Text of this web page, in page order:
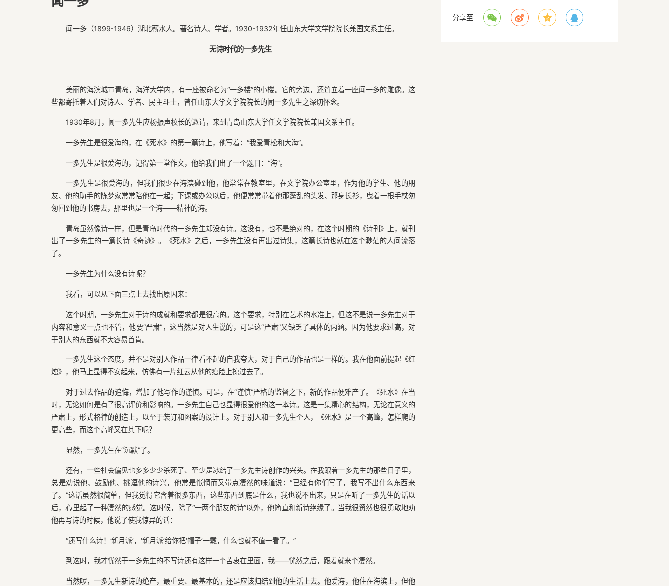
闻一多（1899-1946）湖北蕲水人。著名诗人、学者。1930-1932年任山东大学文学院院长兼国文系主任。
无诗时代的一多先生
美丽的海滨城市青岛，海洋大学内，有一座被命名为“一多楼”的小楼。它的旁边，还耸立着一座闻一多的雕像。这
些都寄托着人们对诗人、学者、民主斗士，曾任山东大学文学院院长的闻一多先生之深切怀念。
1930年8月，闻一多先生应杨振声校长的邀请，来到青岛山东大学任文学院院长兼国文系主任。
一多先生是很爱海的，在《死水》的第一篇诗上，他写着：“我爱青松和大海”。
一多先生是很爱海的，记得第一堂作文，他给我们出了一个题目：“海”。
一多先生是很爱海的，但我们很少在海滨碰到他，他常常在教室里，在文学院办公室里，作为他的学生、他的朋
友、他的助手的陈梦家常常陪他在一起；下课或办公以后，他便常常带着他那蓬乱的头发、那身长衫，曳着一根手杖匆
匆回到他的书房去，那里也是一个海——精神的海。
青岛虽然像诗一样，但是青岛时代的一多先生却没有诗。这没有，也不是绝对的，在这个时期的《诗刊》上，就刊
出了一多先生的一篇长诗《奇迹》。《死水》之后，一多先生没有再出过诗集，这篇长诗也就在这个渺茫的人间流落
了。
一多先生为什么没有诗呢？
我看，可以从下面三点上去找出原因来：
这个时期，一多先生对于诗的成就和要求都是很高的。这个要求，特别在艺术的水准上，但这不是说一多先生对于
内容和意义一点也不管，他要“严肃”，这当然是对人生说的，可是这“严肃”又缺乏了具体的内涵。因为他要求过高，对
于别人的东西就不大容易首肯。
一多先生这个态度，并不是对别人作品一律看不起的自我夸大，对于自己的作品也是一样的。我在他面前提起《红
烛》，他马上显得不安起来，仿佛有一片红云从他的瘦脸上掠过去了。
对于过去作品的追悔，增加了他写作的谨慎。可是，在“谨慎”严格的监督之下，新的作品便难产了。《死水》在当
时，无论如何是有了很高评价和影响的。一多先生自己也显得很爱他的这一本诗。这是一集精心的结构，无论在意义的
严肃上，形式格律的创造上，以至于装订和图案的设计上。对于别人和一多先生个人，《死水》是一个高峰，怎样爬的
更高些，而这个高峰又在其下呢？
显然，一多先生在“沉默”了。
还有，一些社会偏见也多多少少杀死了、至少是冰结了一多先生诗创作的兴头。在我跟着一多先生的那些日子里，
总是劝说他、鼓励他、挑逗他的诗兴，他常是怅惘而又带点凄然的味道说：“已经有你们写了，我写不出什么东西来
了。”这话虽然很简单，但我觉得它含着很多东西，这些东西到底是什么，我也说不出来，只是在听了一多先生的话以
后，心里起了一种凄然的感觉。这时候，除了“一两个朋友的诗”以外，他简直和新诗绝缘了。当我很贸然也很勇敢地劝
他再写诗的时候，他说了使我惊异的话：
“还写什么诗！‘新月派’，‘新月派’给你把‘帽子’一戴，什么也就不值一看了。”
到这时，我才恍然于一多先生的不写诗还有这样一个苦衷在里面，我——恍然之后，跟着就来个凄然。
当然啰，一多先生新诗的绝产，最重要、最基本的，还是应该归结到他的生活上去。他爱海，他住在海滨上，但他
分享至